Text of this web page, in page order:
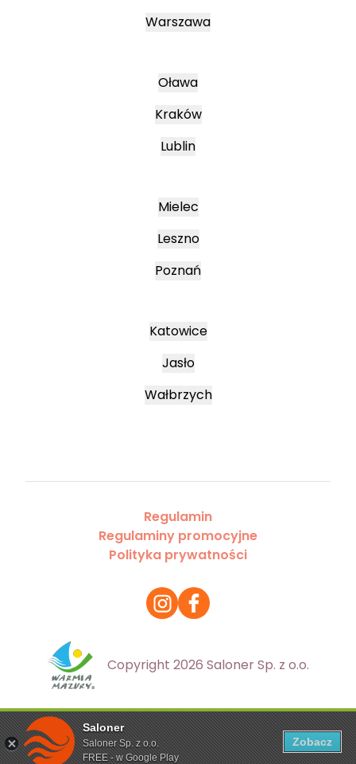
Saloner
Saloner Sp. z o.o.
FREE - w Google Play
Zobacz
Ta strona korzysta z plików cookies. Aby dowiedzieć się
więcej zapoznaj się zpolityką prywatności
Warszawa
Oława
Kraków
Lublin
Mielec
Leszno
Poznań
Katowice
Jasło
Wałbrzych
Regulamin
Regulaminy promocyjne
Polityka prywatności
Copyright 2026 Saloner Sp. z o.o.